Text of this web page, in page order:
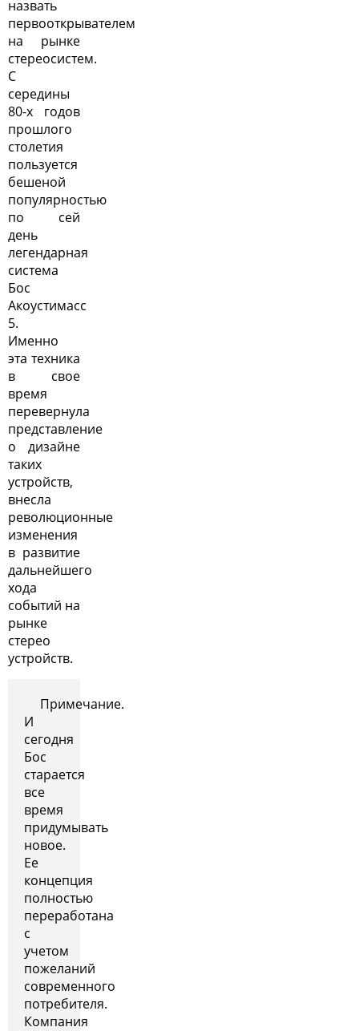
назвать
первооткрывателем
на рынке
стереосистем.
С
середины
80-х годов
прошлого
столетия
пользуется
бешеной
популярностью
по сей
день
легендарная
система
Бос
Акоустимасс
5.
Именно
эта техника
в свое
время
перевернула
представление
о дизайне
таких
устройств,
внесла
революционные
изменения
в развитие
дальнейшего
хода
событий на
рынке
стерео
устройств.
Примечание.
И
сегодня
Бос
старается
все
время
придумывать
новое.
Ее
концепция
полностью
переработана
с
учетом
пожеланий
современного
потребителя.
Компания